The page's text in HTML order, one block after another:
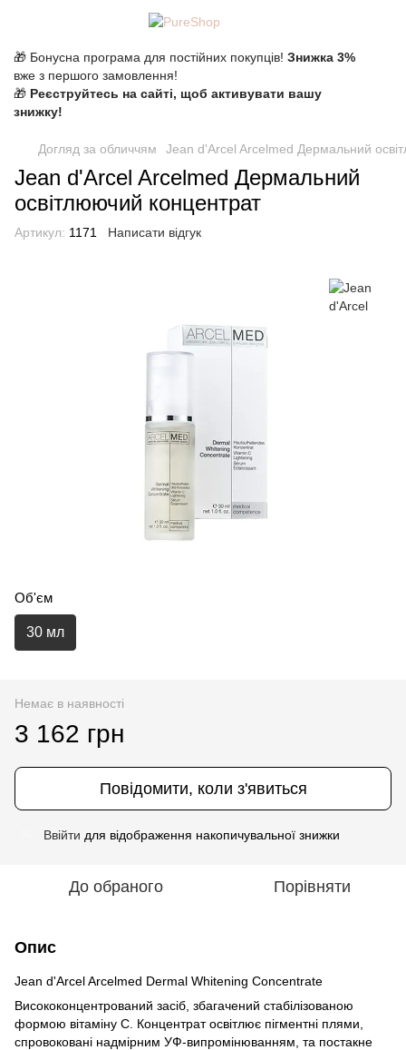
🎁 Бонусна програма для постійних покупців! Знижка 3%
вже з першого замовлення!
🎁 Реєструйтесь на сайті, щоб активувати вашу
знижку!
Догляд за обличчям Jean d'Arcel Arcelmed Дермальний
Jean d'Arcel Arcelmed Дермальний
освітлюючий концентрат
Артикул: 1171 Написати відгук
Об'єм
30 мл
Немає в наявності
3 162 грн
Повідомити, коли з'явиться
Ввійти для відображення накопичувальної знижки
До обраного Порівняти
Опис
Jean d'Arcel Arcelmed Dermal Whitening Concentrate
Висококонцентрований засіб, збагачений стабілізованою
формою вітаміну С. Концентрат освітлює пігментні плями,
спровоковані надмірним УФ-випромінюванням, та постакне